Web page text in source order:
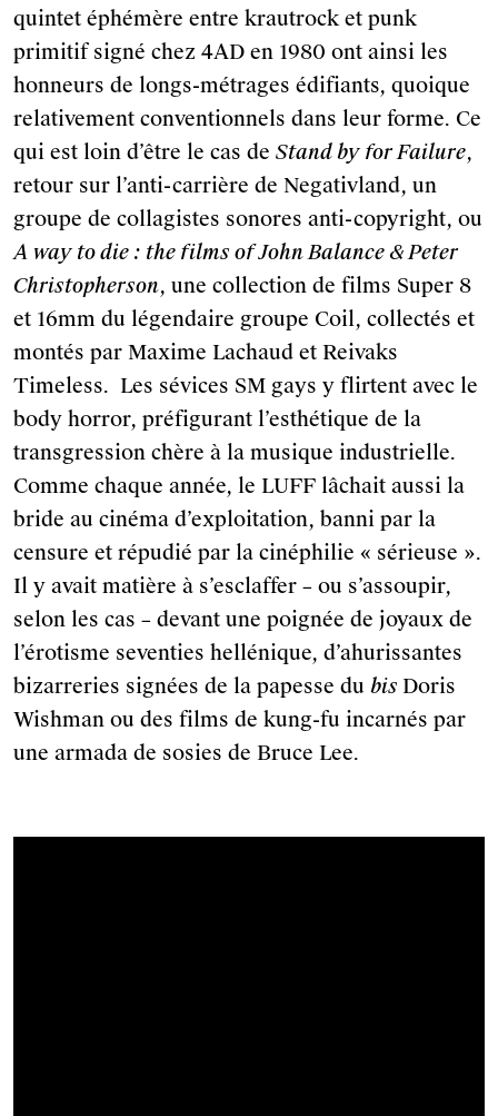
quintet éphémère entre krautrock et punk
primitif signé chez 4AD en 1980 ont ainsi les
honneurs de longs-métrages édifiants, quoique
relativement conventionnels dans leur forme. Ce
qui est loin d’être le cas de Stand by for Failure,
retour sur l’anti-carrière de Negativland, un
groupe de collagistes sonores anti-copyright, ou
A way to die : the films of John Balance & Peter
Christopherson, une collection de films Super 8
et 16mm du légendaire groupe Coil, collectés et
montés par Maxime Lachaud et Reivaks
Timeless. Les sévices SM gays y flirtent avec le
body horror, préfigurant l’esthétique de la
transgression chère à la musique industrielle.
Comme chaque année, le LUFF lâchait aussi la
bride au cinéma d’exploitation, banni par la
censure et répudié par la cinéphilie « sérieuse ».
Il y avait matière à s’esclaffer – ou s’assoupir,
selon les cas – devant une poignée de joyaux de
l’érotisme seventies hellénique, d’ahurissantes
bizarreries signées de la papesse du bis Doris
Wishman ou des films de kung-fu incarnés par
une armada de sosies de Bruce Lee.